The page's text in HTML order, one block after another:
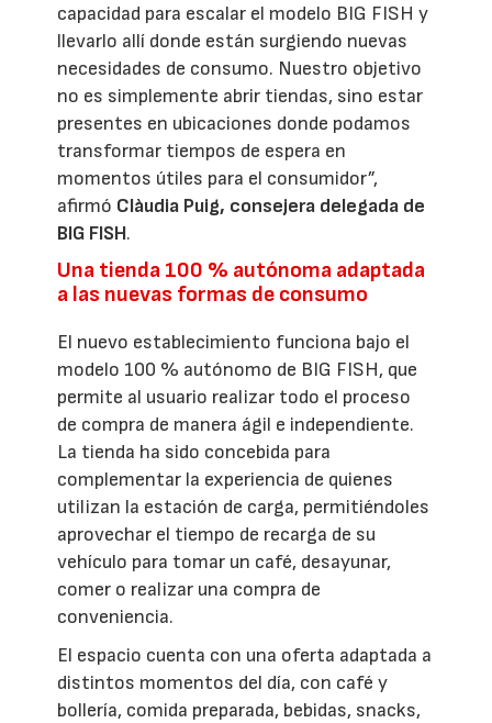
capacidad para escalar el modelo BIG FISH y
llevarlo allí donde están surgiendo nuevas
necesidades de consumo. Nuestro objetivo
no es simplemente abrir tiendas, sino estar
presentes en ubicaciones donde podamos
transformar tiempos de espera en
momentos útiles para el consumidor”,
afirmó Clàudia Puig, consejera delegada de
BIG FISH.
Una tienda 100 % autónoma adaptada
a las nuevas formas de consumo
El nuevo establecimiento funciona bajo el
modelo 100 % autónomo de BIG FISH, que
permite al usuario realizar todo el proceso
de compra de manera ágil e independiente.
La tienda ha sido concebida para
complementar la experiencia de quienes
utilizan la estación de carga, permitiéndoles
aprovechar el tiempo de recarga de su
vehículo para tomar un café, desayunar,
comer o realizar una compra de
conveniencia.
El espacio cuenta con una oferta adaptada a
distintos momentos del día, con café y
bollería, comida preparada, bebidas, snacks,